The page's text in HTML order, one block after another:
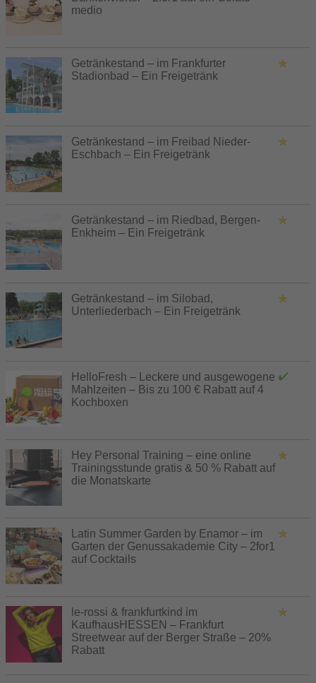
medio
Getränkestand – im Frankfurter
Stadionbad – Ein Freigetränk
Getränkestand – im Freibad Nieder-
Eschbach – Ein Freigetränk
Getränkestand – im Riedbad, Bergen-
Enkheim – Ein Freigetränk
Getränkestand – im Silobad,
Unterliederbach – Ein Freigetränk
HelloFresh – Leckere und ausgewogene
Mahlzeiten – Bis zu 100 € Rabatt auf 4
Kochboxen
Hey Personal Training – eine online
Trainingsstunde gratis & 50 % Rabatt auf
die Monatskarte
Latin Summer Garden by Enamor – im
Garten der Genussakademie City – 2for1
auf Cocktails
le-rossi & frankfurtkind im
KaufhausHESSEN – Frankfurt
Streetwear auf der Berger Straße – 20%
Rabatt